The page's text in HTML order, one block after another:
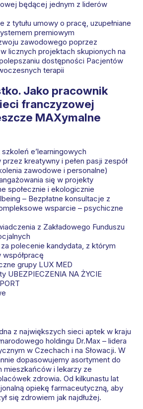
będącej jednym z liderów
z tytułu umowy o pracę, uzupełniane
premiowym
zawodowego poprzez
licznych projektach skupionych na
dostępności Pacjentów
terapii
Jako pracownik
franczyzowej
MAXymalne
e’learningowych
kreatywny i pełen pasji zespół
zawodowe i personalne)
się w projekty
społecznie i ekologicznie
– Bezpłatne konsultacje z
wsparcie – psychiczne
z Zakładowego Funduszu
za polecenie kandydata, z którym
grupy LUX MED
UBEZPIECZENIA NA ŻYCIE
z największych sieci aptek w kraju
holdingu Dr.Max – lidera
w Czechach i na Słowacji. W
dopasowujemy asortyment do
mieszkańców i lekarzy ze
zdrowia. Od kilkunastu lat
opiekę farmaceutyczną, aby
się zdrowiem jak najdłużej.